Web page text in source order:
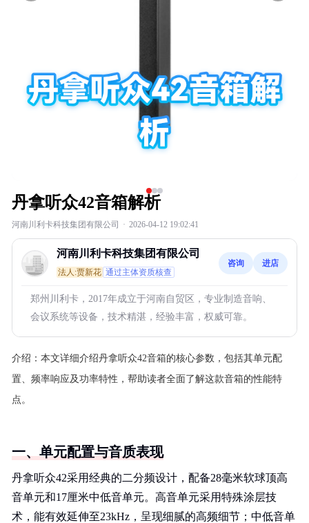
丹拿听众42音箱解析
河南川利卡科技集团有限公司 · 2026-04-12 19:02:41
河南川利卡科技集团有限公司
法人:贾新花 通过主体资质核查
咨询 进店
郑州川利卡，2017年成立于河南自贸区，专业制造音响、
会议系统等设备，技术精湛，经验丰富，权威可靠。
介绍： 本文详细介绍丹拿听众42音箱的核心参数，包括其单元配
置、频率响应及功率特性，帮助读者全面了解这款音箱的性能特
点。
一、单元配置与音质表现
丹拿听众42采用经典的二分频设计，配备28毫米软球顶高
音单元和17厘米中低音单元。高音单元采用特殊涂层技
术，能有效延伸至23kHz，呈现细腻的高频细节；中低音单